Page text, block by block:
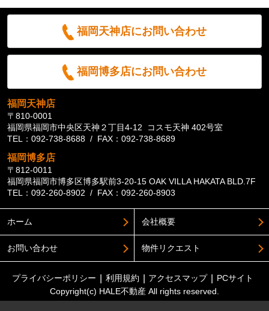
福岡天神店にお問い合わせ
福岡博多店にお問い合わせ
福岡天神店
〒810-0001
福岡県福岡市中央区天神２丁目4-12 コスモ天神 402号室
TEL：092-738-8688 / FAX：092-738-8689
福岡博多店
〒812-0011
福岡県福岡市博多区博多駅前3-20-15 OAK VILLA HAKATA BLD.7F
TEL：092-260-8902 / FAX：092-260-8903
ホーム 会社概要
お問い合わせ 物件リクエスト
プライバシーポリシー 利用規約 アクセスマップ
PCサイト
Copyright(c) HALE不動産 All rights reserved.